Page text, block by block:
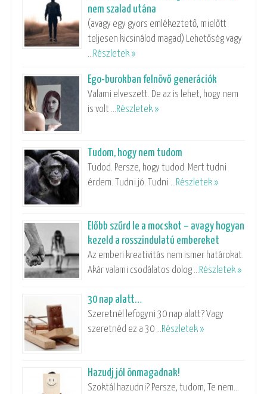
nem szalad utána
(avagy egy gyors emlékeztető, mielőtt
teljesen kicsinálod magad) Lehetőség vagy
…Részletek »
Ego-burokban felnövő generációk
Valami elveszett. De az is lehet, hogy nem
is volt …Részletek »
Tudom, hogy nem tudom
Tudod. Persze, hogy tudod. Mert tudni
érdem. Tudni jó. Tudni …Részletek »
Előbb szűrd le a mocskot – avagy hogyan
kezeld a rosszindulatú embereket
Az emberi kreativitás nem ismer határokat.
Akár valami csodálatos dolog …Részletek »
30 nap alatt…
Szeretnél lefogyni 30 nap alatt? Vagy
szeretnéd ez a 30 …Részletek »
Hazudj jól önmagadnak!
Szoktál hazudni? Persze, tudom, Te nem…